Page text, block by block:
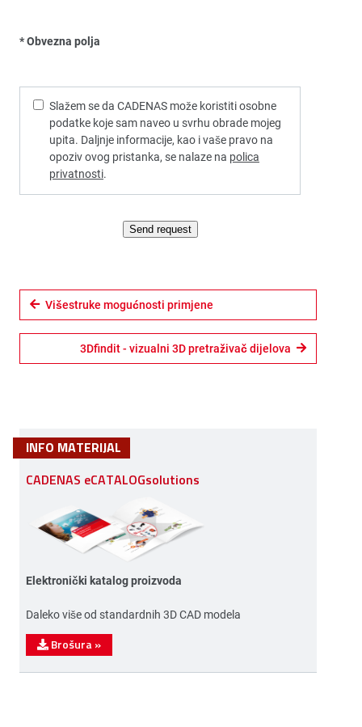
* Obvezna polja
Slažem se da CADENAS može koristiti osobne
podatke koje sam naveo u svrhu obrade mojeg
upita. Daljnje informacije, kao i vaše pravo na
opoziv ovog pristanka, se nalaze na polica
privatnosti.
Send request
Višestruke mogućnosti primjene
3Dfindit - vizualni 3D pretraživač dijelova
INFO MATERIJAL
CADENAS eCATALOGsolutions
Elektronički katalog proizvoda
Daleko više od standardnih 3D CAD modela
Brošura »